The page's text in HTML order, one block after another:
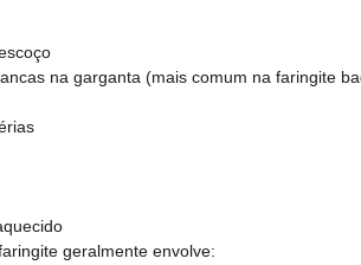
na garganta (mais comum na faringite
geralmente envolve: